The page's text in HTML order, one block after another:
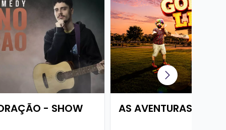
- SHOW
AS AVENTURAS DE